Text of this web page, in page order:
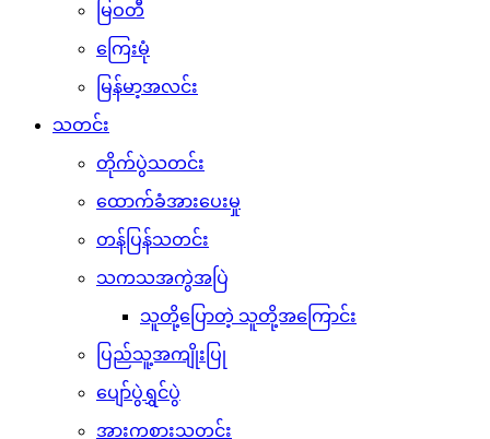
မြဝတီ
ကြေးမုံ
မြန်မာ့အလင်း
သတင်း
တိုက်ပွဲသတင်း
ထောက်ခံအားပေးမှု
တန်ပြန်သတင်း
သကသအကွဲအပြဲ
သူတို့ပြောတဲ့ သူတို့အကြောင်း
ပြည်သူ့အကျိုးပြု
ပျော်ပွဲရွှင်ပွဲ
အားကစားသတင်း